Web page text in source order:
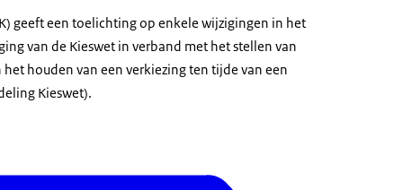
geeft een toelichting op enkele wijzigingen in het
van de Kieswet in verband met het stellen van
het houden van een verkiezing ten tijde van een
Kieswet).